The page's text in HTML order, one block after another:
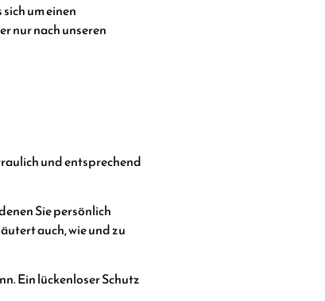
um einen
nur nach unseren
und entsprechend
Sie persönlich
auch, wie und zu
Ein lückenloser Schutz